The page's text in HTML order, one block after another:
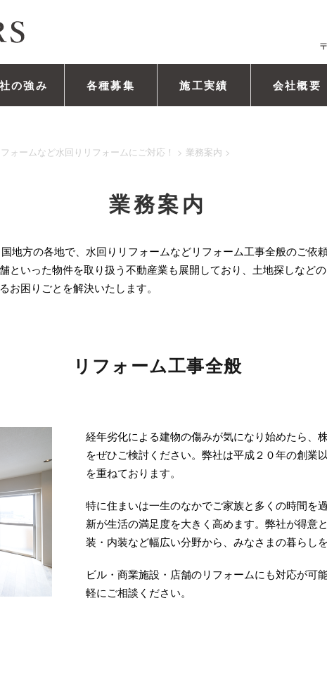
の強み 各種募集 施工実績 会社概要
ォームなど水回りリフォームにご対応！ > 業務案内 >
業務案内
地方の各地で、水回りリフォームなどリフォーム工事全般のご依
といった物件を取り扱う不動産業も展開しており、土地探しなどの
困りごとを解決いたします。
リフォーム工事全般
経年劣化による建物の傷みが気になり始めたら、
をぜひご検討ください。弊社は平成２０年の創業
を重ねております。
特に住まいは一生のなかでご家族と多くの時間を
新が生活の満足度を大きく高めます。弊社が得意
装・内装など幅広い分野から、みなさまの暮らし
ビル・商業施設・店舗のリフォームにも対応が可
軽にご相談ください。